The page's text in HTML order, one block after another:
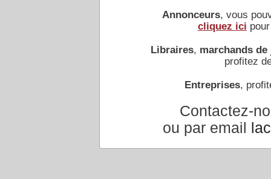
Annonceurs, vous
cliquez ici
Libraires, marchands de
profitez
Entreprises,
Contactez-
ou par email